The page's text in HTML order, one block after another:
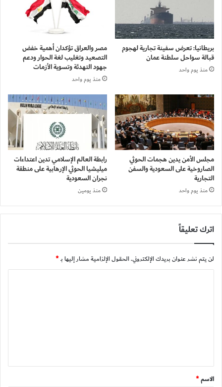
بريطانيا: تعرض سفينة تجارية لهجوم
قبالة سواحل سلطنة عمان
منذ يوم واحد
مصر والعراق تؤكدان أهمية خفض
التصعيد وتغليب لغة الحوار ودعم
جهود التهدئة وتسوية الأزمات
منذ يوم واحد
مجلس الأمن يدين هجمات الحوثي
الصاروخية على السعودية والسفن
التجارية
منذ يوم واحد
رابطة العالم الإسلامي تدين اعتداءات
ميليشيا الحوثي الإرهابية على منطقة
نجران السعودية
منذ يومين
اترك تعليقاً
لن يتم نشر عنوان بريدك الإلكتروني.الحقول الإلزامية مشار إليها بـ*
ق
*
الاسم*